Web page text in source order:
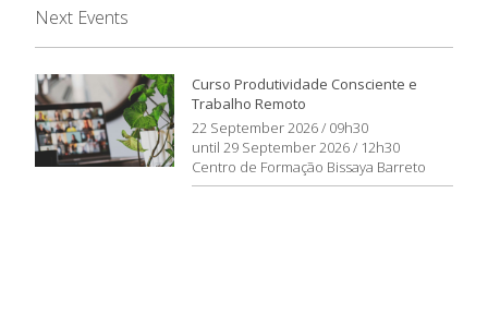
Next Events
Curso Produtividade Consciente e
Trabalho Remoto
22 September 2026 / 09h30
until 29 September 2026 / 12h30
Centro de Formação Bissaya Barreto